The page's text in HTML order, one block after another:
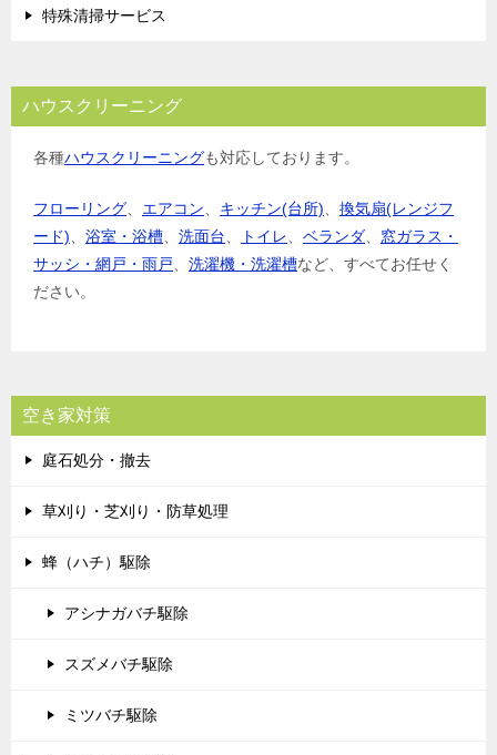
特殊清掃サービス
ハウスクリーニング
各種ハウスクリーニングも対応しております。
フローリング エアコン キッチン(台所)
換気扇(レンジフ
ード)
浴室・浴槽 洗面台 トイレ ベランダ
窓ガラス・
サッシ・網戸・雨戸
洗濯機・洗濯槽など、すべてお任せく
ださい。
空き家対策
庭石処分・撤去
草刈り・芝刈り・防草処理
蜂（ハチ）駆除
アシナガバチ駆除
スズメバチ駆除
ミツバチ駆除